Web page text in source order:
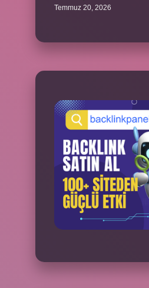
Temmuz 20, 2026